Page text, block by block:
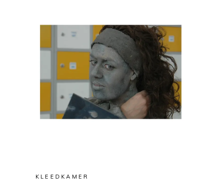
KLEEDKAMER